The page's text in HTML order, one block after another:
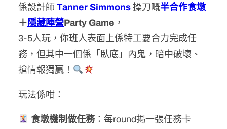
係設計師 Tanner Simmons 操刀嘅半合作食墩
＋ 隱藏陣營Party Game ，
3-5人玩，你班人表面上係特工要合力完成任
務，但其中一個係「臥底」內鬼，暗中破壞、
搶情報獨贏！
玩法係咁：
食墩機制做任務：每round揭一張任務卡